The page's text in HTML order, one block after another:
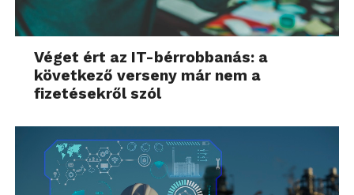
Véget ért az IT-bérrobbanás: a
következő verseny már nem a
fizetésekről szól